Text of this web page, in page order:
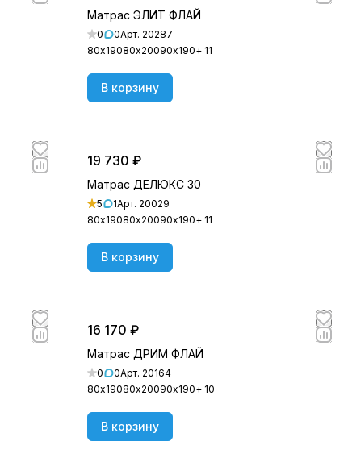
Матрас ЭЛИТ ФЛАЙ
0 0Арт. 20287
80х19080х20090х190+ 11
В корзину
19 730 ₽
Матрас ДЕЛЮКС 30
5 1Арт. 20029
80х19080х20090х190+ 11
В корзину
16 170 ₽
Матрас ДРИМ ФЛАЙ
0 0Арт. 20164
80х19080х20090х190+ 10
В корзину